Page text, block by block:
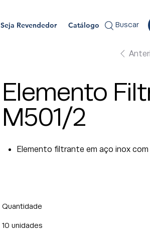
Seja Revendedor Catálogo Buscar
Elemento
M501/2
Elemento filtrante em aço inox com
Quantidade
10 unidades